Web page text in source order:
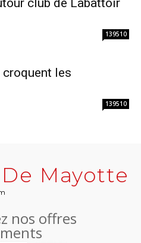
139510
croquent les
139510
Mayotte
nos offres